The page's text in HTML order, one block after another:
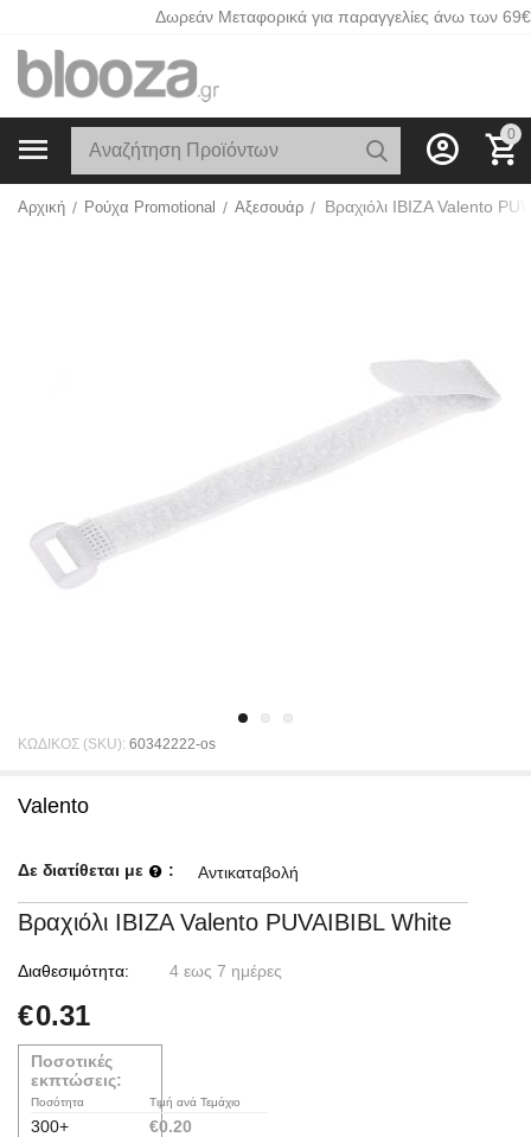
Δωρεάν Μεταφορικά για παραγγελίες άνω των 69€
0
Αρχική / Ρούχα Promotional / Αξεσουάρ / Βραχιόλι IBIZA Valento
ΚΩΔΙΚΟΣ (SKU): 60342222-os
Valento
Δε διατίθεται με : Αντικαταβολή
Βραχιόλι IBIZA Valento PUVAIBIBL White
Διαθεσιμότητα: 4 εως 7 ημέρες
€0.31
Ποσοτικές
εκπτώσεις:
Ποσότητα
300+
Τιμή ανά Τεμάχιο
€0.20